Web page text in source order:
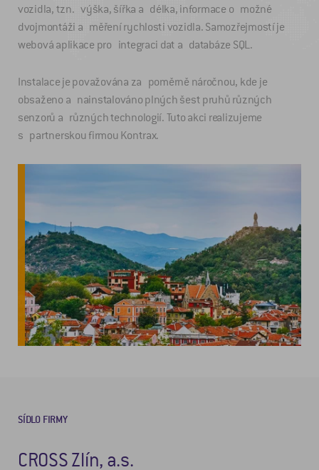
vozidla, tzn. výška, šířka a délka, informace o možné
dvojmontáži a měření rychlosti vozidla. Samozřejmostí je
webová aplikace pro integraci dat a databáze SQL.
Instalace je považována za poměrně náročnou, kde je
obsaženo a nainstalováno plných šest pruhů různých
senzorů a různých technologií. Tuto akci realizujeme
s partnerskou firmou Kontrax.
SÍDLO FIRMY
CROSS Zlín, a.s.